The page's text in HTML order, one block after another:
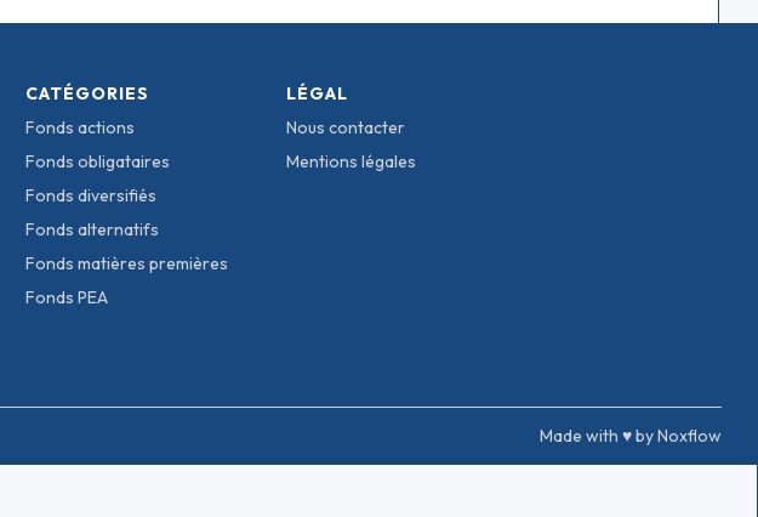
CATÉGORIES
Fonds actions
Fonds obligataires
Fonds diversifiés
Fonds alternatifs
Fonds matières premières
Fonds PEA
LÉGAL
Nous contacter
Mentions légales
Made with ♥ by Noxflow